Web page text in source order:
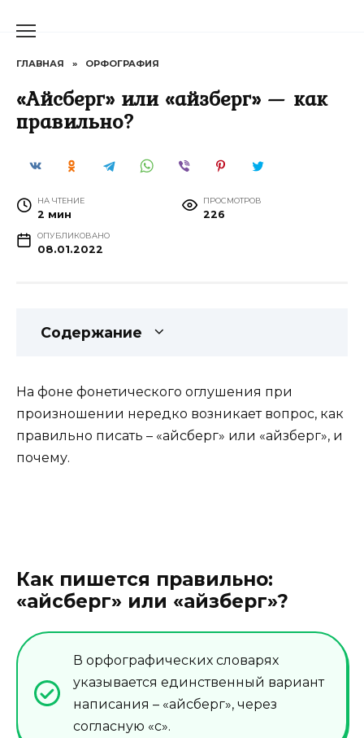
ГЛАВНАЯ » ОРФОГРАФИЯ
«Айсберг» или «айзберг» — как
правильно?
НА ЧТЕНИЕ
2 мин
ПРОСМОТРОВ
226
ОПУБЛИКОВАНО
08.01.2022
Содержание
На фоне фонетического оглушения при
произношении нередко возникает вопрос, как
правильно писать – «айсберг» или «айзберг», и
почему.
Как пишется правильно:
«айсберг» или «айзберг»?
В орфографических словарях
указывается единственный вариант
написания – «айсберг», через
согласную «с».